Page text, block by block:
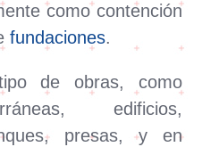
como contención
fundaciones.
de obras, como
edificios,
presas, y en